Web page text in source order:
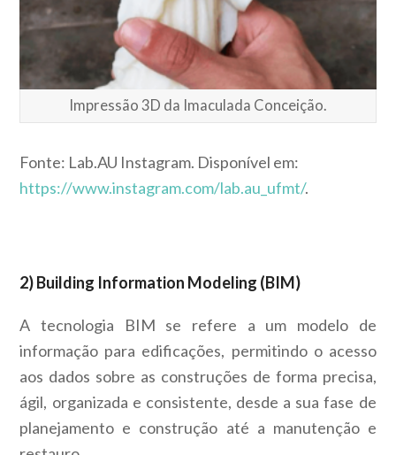
Impressão 3D da Imaculada Conceição.
Fonte: Lab.AU Instagram. Disponível em:
https://www.instagram.com/lab.au_ufmt/.
2) Building Information Modeling (BIM)
A tecnologia BIM se refere a um modelo de
informação para edificações, permitindo o acesso
aos dados sobre as construções de forma precisa,
ágil, organizada e consistente, desde a sua fase de
planejamento e construção até a manutenção e